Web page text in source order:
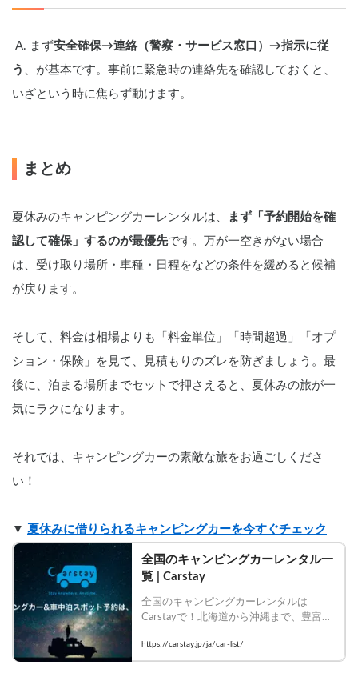
A. まず安全確保→連絡（警察・サービス窓口）→指示に従
う 、が基本です。事前に緊急時の連絡先を確認しておくと、
いざという時に焦らず動けます。
まとめ
夏休みのキャンピングカーレンタルは、
まず「予約開始を確
認して確保」するのが最優先です。万が一空きがない場合
は、受け取り場所・車種・日程をなどの条件を緩めると候補
が戻ります。
そして、料金は相場よりも「料金単位」「時間超過」「オプ
ション・保険」を見て、見積もりのズレを防ぎましょう。最
後に、泊まる場所までセットで押さえると、夏休みの旅が一
気にラクになります。
それでは、キャンピングカーの素敵な旅をお過ごしくださ
い！
▼ 夏休みに借りられるキャンピングカーを今すぐチェック
全国のキャンピングカーレンタル一
覧 | Carstay
全国のキャンピングカーレンタルは
Carstayで！北海道から沖縄まで、豊富な
て今すぐ予約！
https://carstay.jp/ja/car-list/